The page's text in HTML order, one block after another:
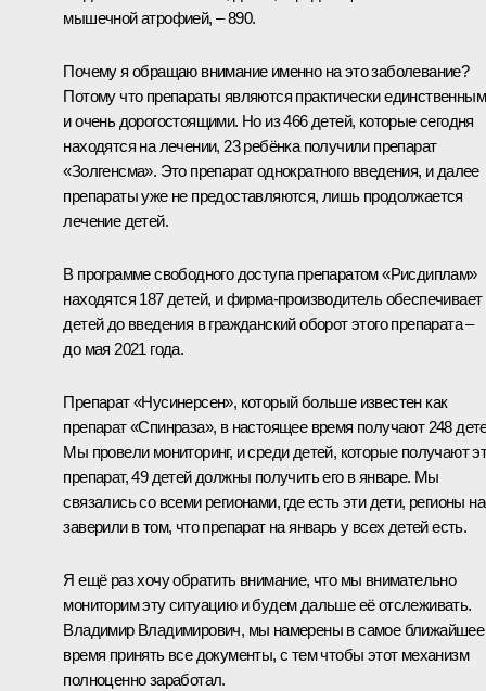
мышечной атрофией, – 890.
Почему я обращаю внимание именно на это заболевание?
Потому что препараты являются практически
и очень дорогостоящими. Но из 466 детей, которые сегодня
находятся на лечении, 23 ребёнка получили препарат
«Золгенсма». Это препарат однократного введения, и далее
препараты уже не предоставляются, лишь продолжается
лечение детей.
В программе свободного доступа препаратом «Рисдиплам»
находятся 187 детей, и фирма-производитель обеспечивает
детей до введения в гражданский оборот этого препарата –
до мая 2021 года.
Препарат «Нусинерсен», который больше известен как
препарат «Спинраза», в настоящее время получают 248
Мы провели мониторинг, и среди детей, которые получают
препарат, 49 детей должны получить его в январе. Мы
связались со всеми регионами, где есть эти дети, регионы
заверили в том, что препарат на январь у всех детей есть.
Я ещё раз хочу обратить внимание, что мы внимательно
мониторим эту ситуацию и будем дальше её отслеживать.
Владимир Владимирович, мы намерены в самое ближайшее
время принять все документы, с тем чтобы этот механизм
полноценно заработал.